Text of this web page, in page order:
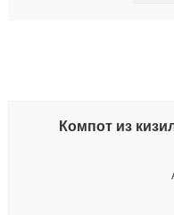
Компот из